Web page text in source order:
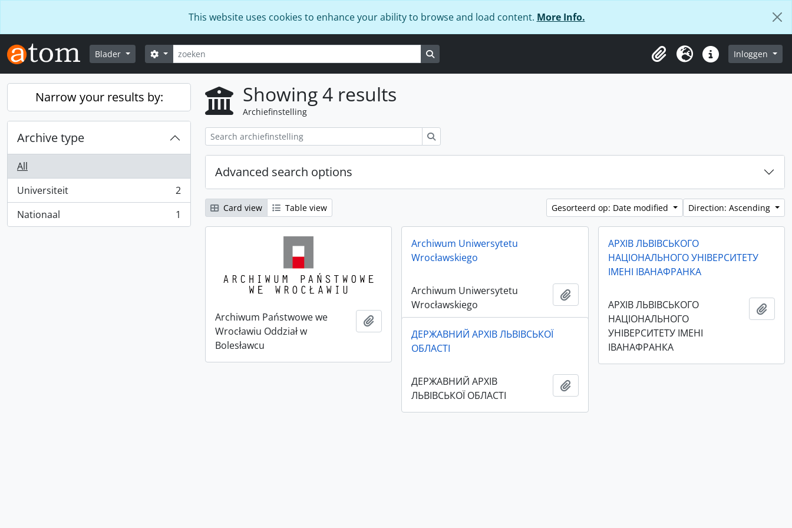
This website uses cookies to enhance your ability to browse and load content. More Info.
Blader zoeken
Search options
Clipboard
Taal Quick linksInloggen
Narrow your results by:
Archive type
All
Universiteit
, 2 results
2
Nationaal
, 1 results 1
Showing 4 results
Archiefinstelling
Advanced search options
Card view Table view Gesorteerd op: Date modified Direction: Ascending
Archiwum Państwowe we
Wrocławiu Oddział w
Bolesławcu
Add to clipboard
Archiwum Uniwersytetu
Wrocławskiego
Archiwum Uniwersytetu
Wrocławskiego
Add to clipboard
АРХІВ ЛЬВІВСЬКОГО
НАЦІОНАЛЬНОГО УНІВЕРСИТЕТУ
ІМЕНІ ІВАНАФРАНКА
АРХІВ ЛЬВІВСЬКОГО
НАЦІОНАЛЬНОГО
УНІВЕРСИТЕТУ ІМЕНІ
ІВАНАФРАНКА
Add
ДЕРЖАВНИЙ АРХІВ ЛЬВІВСЬКОЇ
ОБЛАСТІ
ДЕРЖАВНИЙ АРХІВ
ЛЬВІВСЬКОЇ ОБЛАСТІ
Add to clipboard